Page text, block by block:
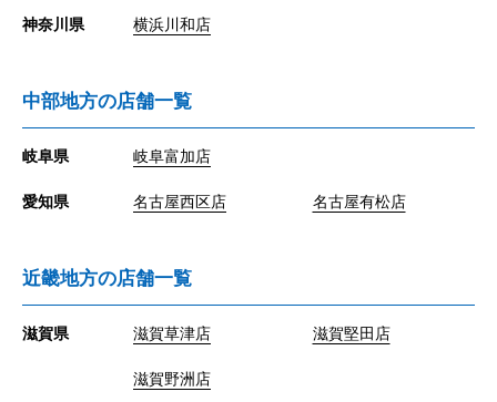
神奈川県 横浜川和店
中部地方の店舗一覧
岐阜県 岐阜富加店
愛知県 名古屋西区店 名古屋有松店
近畿地方の店舗一覧
滋賀県 滋賀草津店 滋賀堅田店
滋賀野洲店